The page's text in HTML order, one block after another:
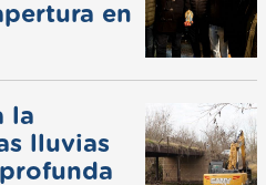
en
la
lluvias